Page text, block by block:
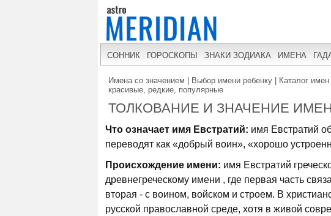
СОННИК ГОРОСКОПЫ ЗНАКИ ЗОДИАКА ИМЕНА
Имена со значением | Выбор имени ребенку | Каталог имен
красивые, редкие, популярные
ТОЛКОВАНИЕ И ЗНАЧЕНИЕ
Что означает имя Евстратий: имя Евстратий
переводят как «добрый воин», «хорошо
Происхождение имени: имя Евстратий
древнегреческому имени , где первая часть
вторая - с воином, войском и строем. В
русской православной среде, хотя в живой